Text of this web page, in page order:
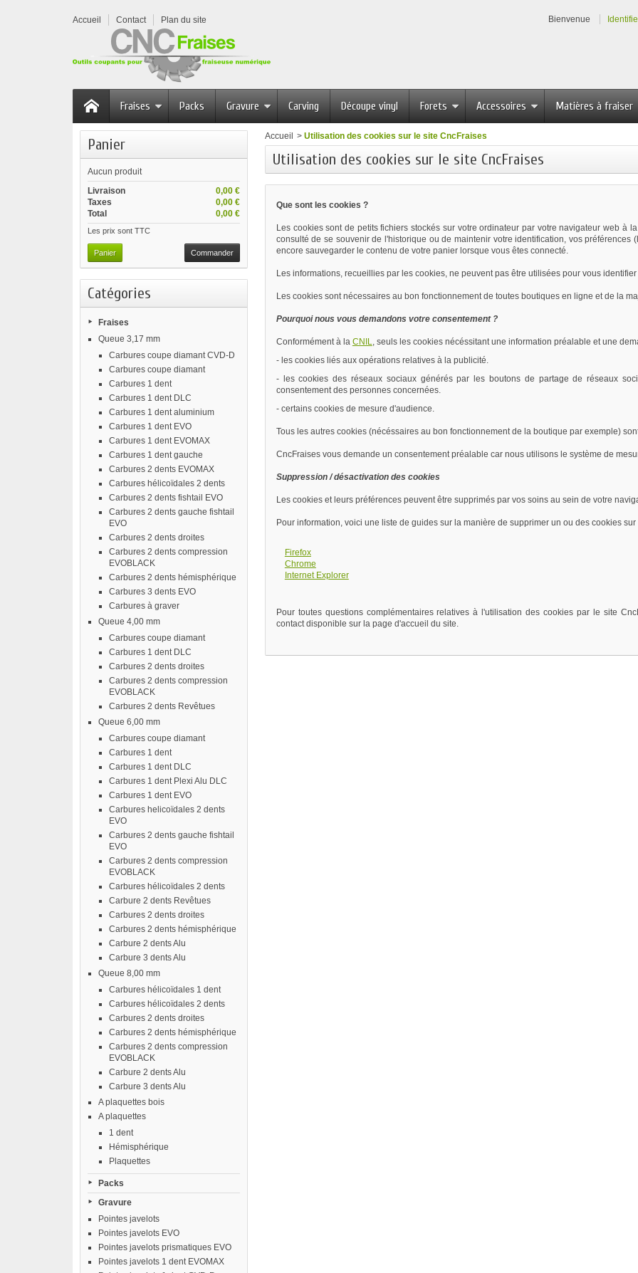
Accueil Contact Plan du site Bienvenue
Fraises Packs Gravure Carving Découpe vinyl Forets Accessoires Matières à fraiser
Panier
Aucun produit
0,00 €
Livraison
0,00 €
Taxes
0,00 €
Total
Les prix sont TTC
Panier Commander
Catégories
Fraises
Queue 3,17 mm
Carbures coupe diamant CVD-D
Carbures coupe diamant
Carbures 1 dent
Carbures 1 dent DLC
Carbures 1 dent aluminium
Carbures 1 dent EVO
Carbures 1 dent EVOMAX
Carbures 1 dent gauche
Carbures 2 dents EVOMAX
Carbures hélicoïdales 2 dents
Carbures 2 dents fishtail EVO
Carbures 2 dents gauche fishtail
EVO
Carbures 2 dents droites
Carbures 2 dents compression
EVOBLACK
Carbures 2 dents hémisphérique
Carbures 3 dents EVO
Carbures à graver
Queue 4,00 mm
Carbures coupe diamant
Carbures 1 dent DLC
Carbures 2 dents droites
Carbures 2 dents compression
EVOBLACK
Carbures 2 dents Revêtues
Queue 6,00 mm
Carbures coupe diamant
Carbures 1 dent
Carbures 1 dent DLC
Carbures 1 dent Plexi Alu DLC
Carbures 1 dent EVO
Carbures helicoïdales 2 dents
EVO
Carbures 2 dents gauche fishtail
EVO
Carbures 2 dents compression
EVOBLACK
Carbures hélicoïdales 2 dents
Carbure 2 dents Revêtues
Carbures 2 dents droites
Carbures 2 dents hémisphérique
Carbure 2 dents Alu
Carbure 3 dents Alu
Queue 8,00 mm
Carbures hélicoïdales 1 dent
Carbures hélicoïdales 2 dents
Carbures 2 dents droites
Carbures 2 dents hémisphérique
Carbures 2 dents compression
EVOBLACK
Carbure 2 dents Alu
Carbure 3 dents Alu
A plaquettes bois
A plaquettes
1 dent
Hémisphérique
Plaquettes
Packs
Gravure
Pointes javelots
Pointes javelots EVO
Pointes javelots prismatiques EVO
Pointes javelots 1 dent EVOMAX
Accueil > Utilisation des cookies sur le site CncFraises
Utilisation des cookies sur le site CncFraises
Que sont les cookies ?
Les cookies sont de petits fichiers stockés sur votre ordinateur par votre navigateur web à
consulté de se souvenir de l'historique ou de maintenir votre identification, vos
encore sauvegarder le contenu de votre panier lorsque vous êtes connecté.
Les informations, recueillies par les cookies, ne peuvent pas être utilisées pour vous
Les cookies sont nécessaires au bon fonctionnement de toutes boutiques en ligne et de la
Pourquoi nous vous demandons votre consentement ?
Conformément à la CNIL, seuls les cookies nécéssitant une information préalable et une
- les cookies liés aux opérations relatives à la publicité.
- les cookies des réseaux sociaux générés par les boutons de partage de réseaux
consentement des personnes concernées.
- certains cookies de mesure d'audience.
Tous les autres cookies (nécéssaires au bon fonctionnement de la boutique par exemple)
CncFraises vous demande un consentement préalable car nous utilisons le système de
Suppression / désactivation des cookies
Les cookies et leurs préférences peuvent être supprimés par vos soins au sein de votre
Pour information, voici une liste de guides sur la manière de supprimer un ou des cookies
Firefox
Chrome
Internet Explorer
Pour toutes questions complémentaires relatives à l'utilisation des cookies par le site
contact disponible sur la page d'accueil du site.